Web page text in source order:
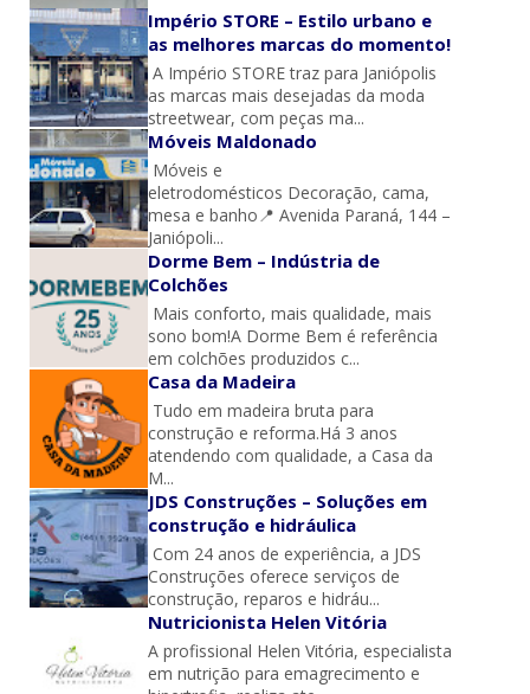
Império STORE – Estilo urbano e
as melhores marcas do momento!
A Império STORE traz para Janiópolis
as marcas mais desejadas da moda
streetwear, com peças ma...
Móveis Maldonado
Móveis e
eletrodomésticos Decoração, cama,
mesa e banho📍 Avenida Paraná, 144 –
Janiópoli...
Dorme Bem – Indústria de
Colchões
Mais conforto, mais qualidade, mais
sono bom!A Dorme Bem é referência
em colchões produzidos c...
Casa da Madeira
Tudo em madeira bruta para
construção e reforma.Há 3 anos
atendendo com qualidade, a Casa da
M...
JDS Construções – Soluções em
construção e hidráulica
Com 24 anos de experiência, a JDS
Construções oferece serviços de
construção, reparos e hidráu...
Nutricionista Helen Vitória
A profissional Helen Vitória, especialista
em nutrição para emagrecimento e